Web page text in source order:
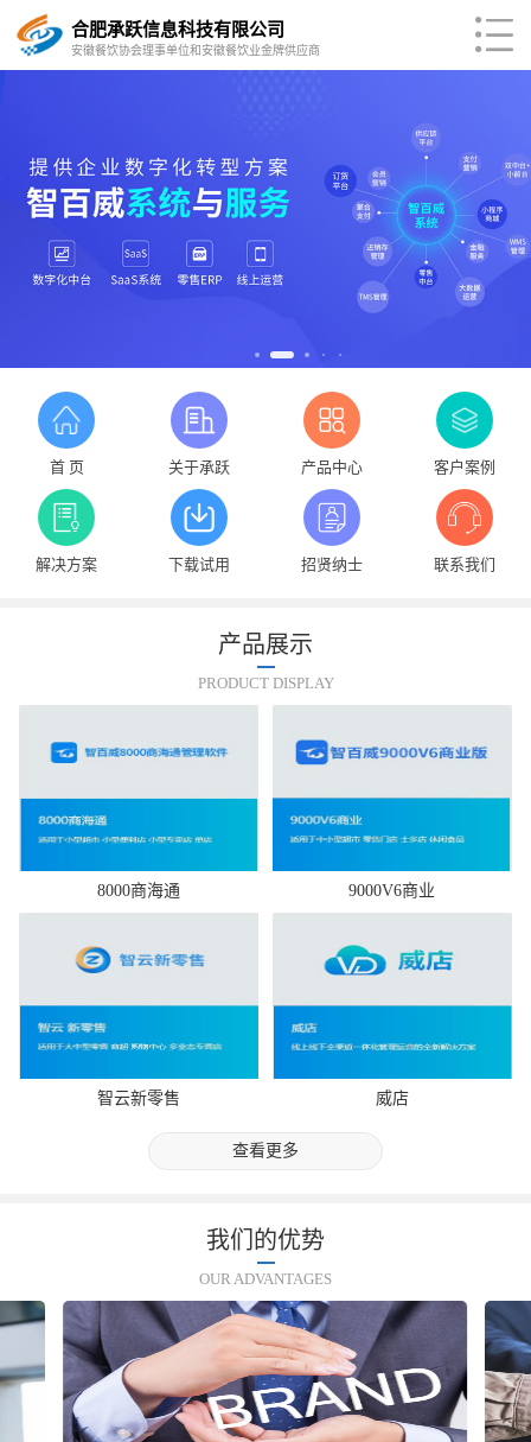
合肥承跃信息科技有限公司
安徽餐饮协会理事单位和安徽餐饮业金牌供应商
首 页 关于承跃 产品中心 客户案例
解决方案 下载试用 招贤纳士 联系我们
产品展示
PRODUCT DISPLAY
8000商海通 9000V6商业
智云新零售 威店
查看更多
我们的优势
OUR ADVANTAGES